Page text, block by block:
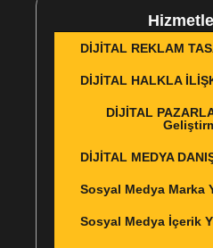
DİJİTAL REKLAM
DİJİTAL HALKLA
DİJİTAL
DİJİTAL MEDYA
Sosyal Medya Marka
Sosyal Medya İçerik